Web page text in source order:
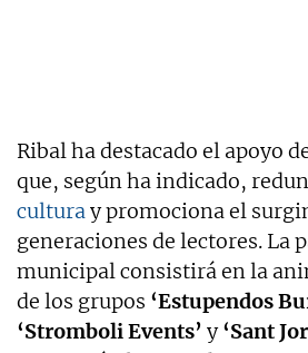
Ribal ha destacado el apoyo
que, según ha indicado,
culturay promociona el
generaciones de lectores. La
municipal consistirá en la
de los grupos ‘Estupendos
‘Stromboli Events’ y‘Sant